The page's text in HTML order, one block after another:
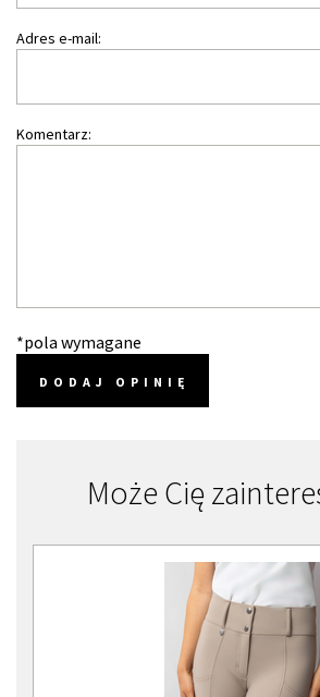
Adres e-mail:
Komentarz:
*pola wymagane
DODAJ OPINIĘ
Może Cię